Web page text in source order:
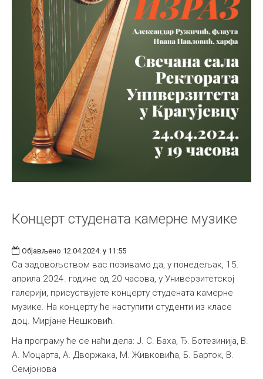
Концерт студената камерне музике
Објављено 12.04.2024. у 11:55
Са задовољством вас позивамо да, у понедељак, 15.
априла 2024. године од 20 часова, у Универзитетској
галерији, присуствујете концерту студената камерне
музике. На концерту ће наступити студенти из класе
доц. Мирјане Нешковић.
На програму ће се наћи дела: Ј. С. Баха, Ђ. Ботезинија, В.
А. Моцарта, А. Дворжака, М. Живковића, Б. Барток, В.
Семјонова